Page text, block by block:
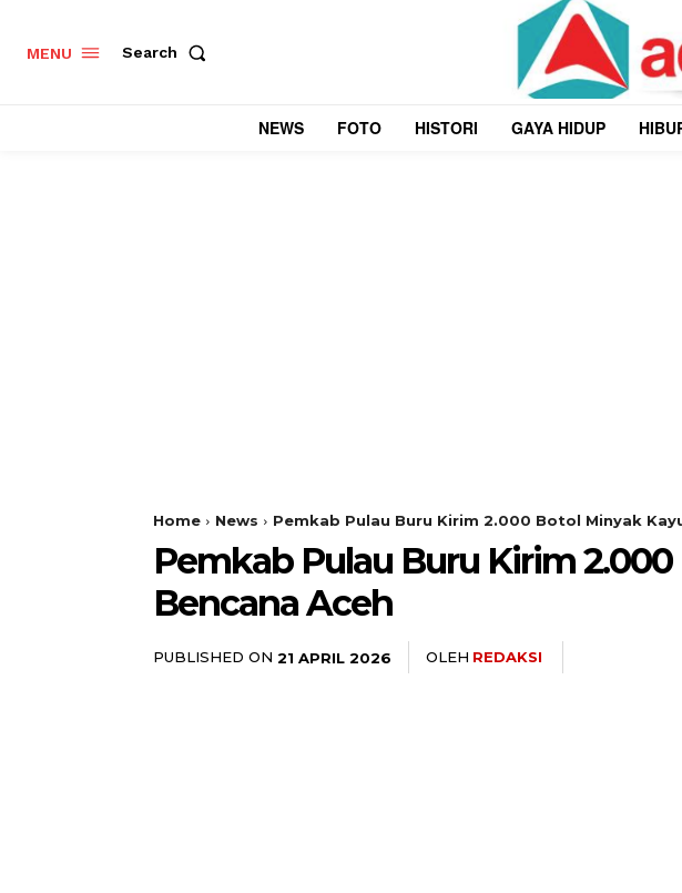
MENU Search
NEWS FOTO HISTORI GAYA HIDUP
Home News Pemkab Pulau Buru Kirim 2.000 Botol Minyak
Pemkab Pulau Buru Kirim
Bencana Aceh
PUBLISHED ON 21 APRIL 2026 OLEH REDAKSI